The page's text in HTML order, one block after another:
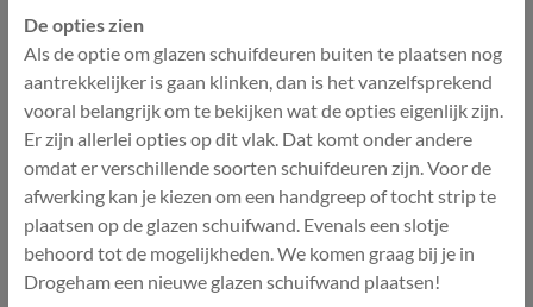
De opties zien
Als de optie om glazen schuifdeuren buiten te plaatsen nog
aantrekkelijker is gaan klinken, dan is het vanzelfsprekend
vooral belangrijk om te bekijken wat de opties eigenlijk zijn.
Er zijn allerlei opties op dit vlak. Dat komt onder andere
omdat er verschillende soorten schuifdeuren zijn. Voor de
afwerking kan je kiezen om een handgreep of tocht strip te
plaatsen op de glazen schuifwand. Evenals een slotje
behoord tot de mogelijkheden. We komen graag bij je in
Drogeham een nieuwe glazen schuifwand plaatsen!